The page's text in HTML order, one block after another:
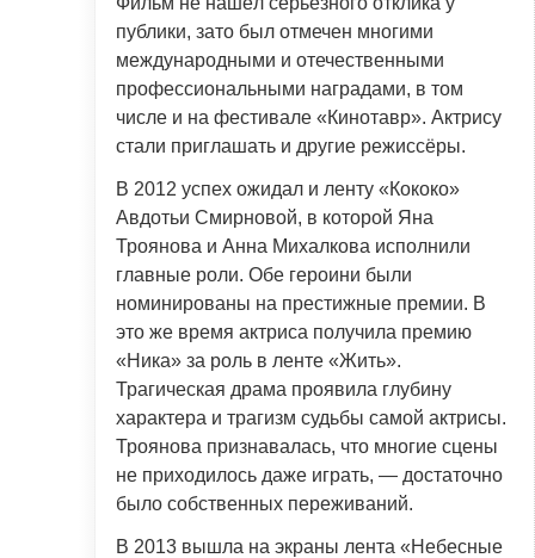
публики, зато был отмечен многими
международными и отечественными
профессиональными наградами, в том
числе и на фестивале «Кинотавр». Актрису
стали приглашать и другие режиссёры.
В 2012 успех ожидал и ленту «Кококо»
Авдотьи Смирновой, в которой Яна
Троянова и Анна Михалкова исполнили
главные роли. Обе героини были
номинированы на престижные премии. В
это же время актриса получила премию
«Ника» за роль в ленте «Жить».
Трагическая драма проявила глубину
характера и трагизм судьбы самой актрисы.
Троянова признавалась, что многие сцены
не приходилось даже играть, — достаточно
было собственных переживаний.
В 2013 вышла на экраны лента «Небесные